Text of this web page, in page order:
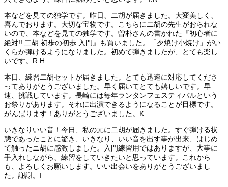
本などを見ての独学です。昨日、二胡が届きました。大変美しく、
喜んでおります。大切な宝物です。こちらに二胡の先生がおられな
いので、本などを見ての独学です。曽朴さんの書かれた『初心者に
絶対!! 二胡 初歩の初歩 入門』も買いました。「夕焼け小焼け」がい
くらか弾けるようになりました。初めて弾きましたが、とても楽し
いです。R.H
本日、練習二胡セットが届きました。とても迅速に対応してくださ
ってありがとうございました。早く届いてとても嬉しいです。早
速、挑戦しています。長崎には毎年ランタンフェスティバルという
お祭りがあります。それに出演できるようになることが目標です。
がんばります！ありがとうございました。K
いきなりいい音！今日、私の元に二胡が届きました。すぐ弾ける状
態であったことに驚き、いきなり、いい音を出す事が出来、はじめ
て触ったニ胡に感激しました。入門練習用ではありますが、大事に
手入れしながら、練習をしていきたいと思っています。これから
も、よろしくお願いします。いい出会いをありがとうございまし
た。謝謝。I